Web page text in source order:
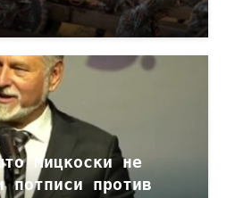
Мицкоски не
потписи против